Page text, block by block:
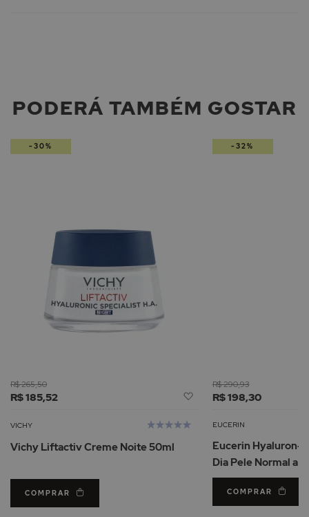
PODERÁ TAMBÉM GOSTAR
R$ 185,52
R$ 265,50
Adicionar
Lista
Desejos
VICHY
Avaliação:
Vichy Liftactiv Creme Noite 50ml
COMPRAR
-30%
R$ 198,30
R$ 290,93
EUCERIN
Eucerin Hyaluron-
Dia Pele Normal a
COMPRAR
-32%